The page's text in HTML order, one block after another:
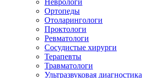
Неврологи
Ортопеды
Отоларингологи
Проктологи
Ревматологи
Сосудистые хирурги
Терапевты
Травматологи
Ультразвуковая диагностика